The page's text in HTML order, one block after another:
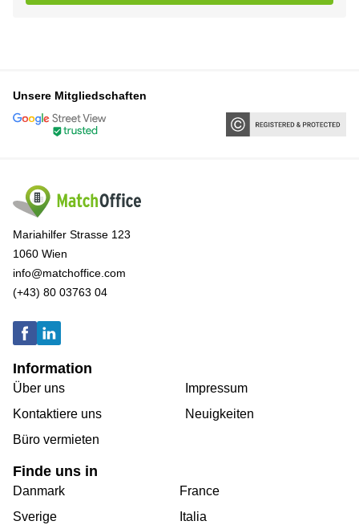
Unsere Mitgliedschaften
Mariahilfer Strasse 123
1060 Wien
info@matchoffice.com
(+43) 80 03763 04
Information
Über uns
Kontaktiere uns
Büro vermieten
Impressum
Neuigkeiten
Finde uns in
Danmark
Sverige
France
Italia